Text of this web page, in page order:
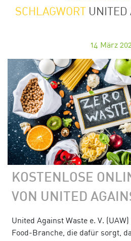
SCHLAGWORT UNITED
14 März
KOSTENLOSE
VON UNITED
United Against Waste e. V.
Food-Branche, die dafür sorgt,